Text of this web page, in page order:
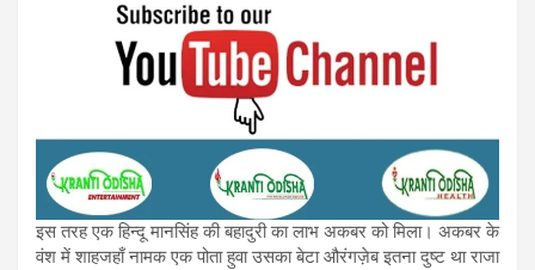
इस तरह एक हिन्दू मानसिंह की बहादुरी का लाभ अकबर को मिला। अकबर के
वंश में शाहजहाँ नामक एक पोता हुवा उसका बेटा औरंगज़ेब इतना दुष्ट था राजा